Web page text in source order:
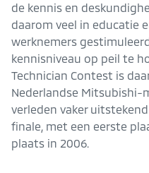
de kennis en
daarom veel in educatie
werknemers
kennisniveau op peil te
Technician Contest is
Nederlandse Mitsubishi-
verleden vaker
finale, met een eerste
plaats in 2006.